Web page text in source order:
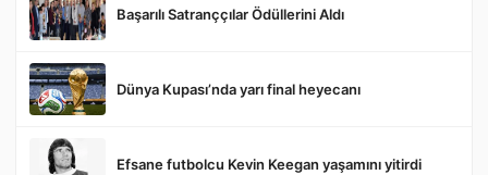
Başarılı Satranççılar Ödüllerini Aldı
Dünya Kupası’nda yarı final heyecanı
Efsane futbolcu Kevin Keegan yaşamını yitirdi